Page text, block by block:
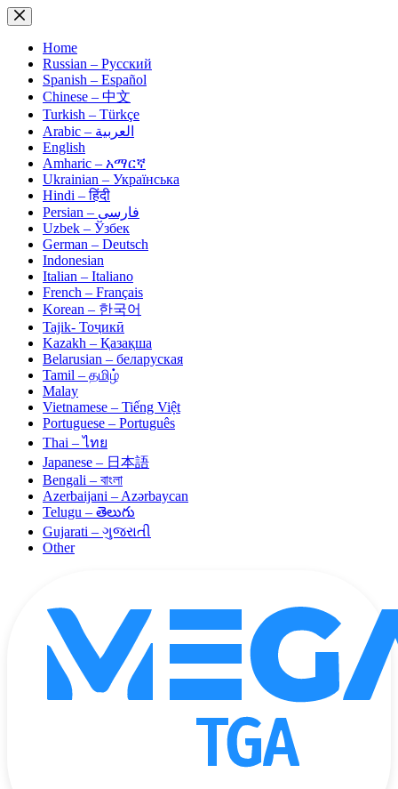
Skip
to
contentHome
Russian – Русский
Spanish – Español
Chinese – 中文
Turkish – Türkçe
Arabic – العربية
English
Amharic – አማርኛ
Ukrainian – Українська
Hindi – हिंदी
Persian – فارسی
Uzbek – Ўзбек
German – Deutsch
Indonesian
Italian – Italiano
French – Français
Korean – 한국어
Tajik- Тоҷикӣ
Kazakh – Қазақша
Belarusian – беларуская
Tamil – தமிழ்
Malay
Vietnamese – Tiếng Việt
Portuguese – Português
Thai – ไทย
Japanese – 日本語
Bengali – বাংলা
Azerbaijani – Azərbaycan
Telugu – తెలుగు
Gujarati – ગુજરાતી
Other